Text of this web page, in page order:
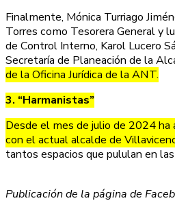
Finalmente, Mónica Turriago
Torres como Tesorera General y
de Control Interno, Karol Lucero
Secretaría de Planeación de la
de la Oficina Jurídica de la ANT.
3. “Harmanistas”
Desde el mes de julio de 2024 ha
con el actual alcalde de
tantos espacios que pululan en
Publicación de la página de